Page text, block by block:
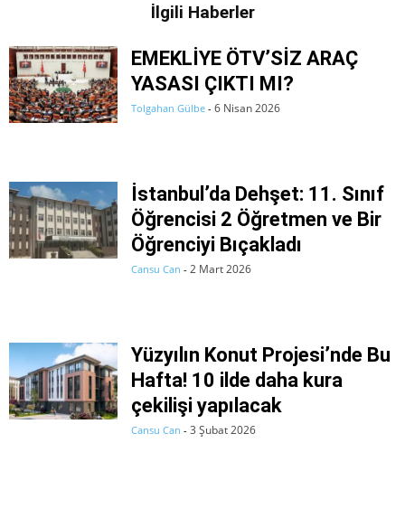
İlgili Haberler
EMEKLİYE ÖTV’SİZ ARAÇ
YASASI ÇIKTI MI?
Tolgahan Gülbe - 6 Nisan 2026
İstanbul’da Dehşet: 11. Sınıf
Öğrencisi 2 Öğretmen ve Bir
Öğrenciyi Bıçakladı
Cansu Can - 2 Mart 2026
Yüzyılın Konut Projesi’nde Bu
Hafta! 10 ilde daha kura
çekilişi yapılacak
Cansu Can - 3 Şubat 2026